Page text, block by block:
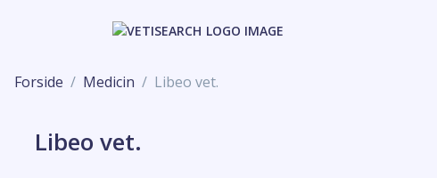
Forside Medicin Libeo vet.
Libeo vet.